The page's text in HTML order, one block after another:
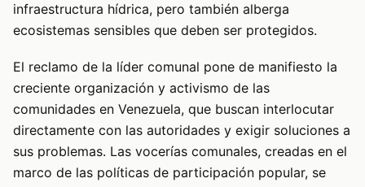
infraestructura hídrica, pero también alberga
ecosistemas sensibles que deben ser protegidos.
El reclamo de la líder comunal pone de manifiesto la
creciente organización y activismo de las
comunidades en Venezuela, que buscan interlocutar
directamente con las autoridades y exigir soluciones a
sus problemas. Las vocerías comunales, creadas en el
marco de las políticas de participación popular, se